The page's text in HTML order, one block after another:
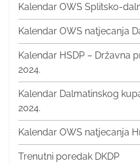
Kalendar OWS Splitsko-
Kalendar OWS natjecanja
Kalendar HSDP – Državna
2024.
Kalendar Dalmatinskog
2024.
Kalendar OWS natjecanja
Trenutni poredak DKDP